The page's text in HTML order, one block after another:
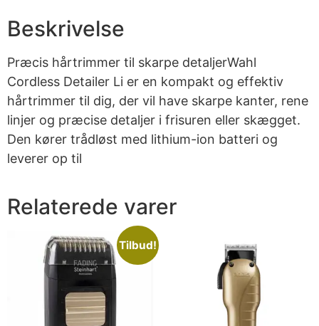
Beskrivelse
Præcis hårtrimmer til skarpe detaljerWahl
Cordless Detailer Li er en kompakt og effektiv
hårtrimmer til dig, der vil have skarpe kanter, rene
linjer og præcise detaljer i frisuren eller skægget.
Den kører trådløst med lithium-ion batteri og
leverer op til
Relaterede varer
Tilbud!